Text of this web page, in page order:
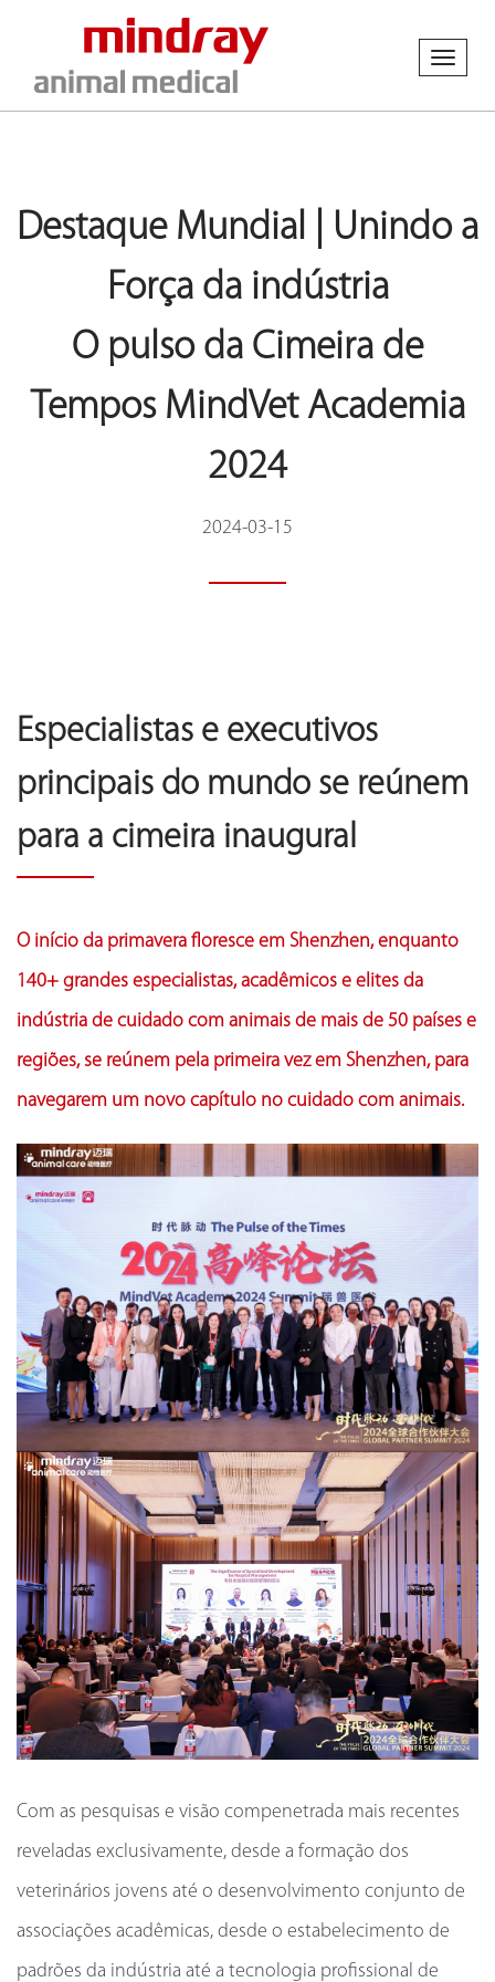
Destaque Mundial | Unindo a
Força da indústria
O pulso da Cimeira de
Tempos MindVet Academia
2024
2024-03-15
Especialistas e executivos
principais do mundo se reúnem
para a cimeira inaugural
O início da primavera floresce em Shenzhen, enquanto
140+ grandes especialistas, acadêmicos e elites da
indústria de cuidado com animais de mais de 50 países e
regiões, se reúnem pela primeira vez em Shenzhen, para
navegarem um novo capítulo no cuidado com animais.
Com as pesquisas e visão compenetrada mais recentes
reveladas exclusivamente, desde a formação dos
veterinários jovens até o desenvolvimento conjunto de
associações acadêmicas, desde o estabelecimento de
padrões da indústria até a tecnologia profissional de